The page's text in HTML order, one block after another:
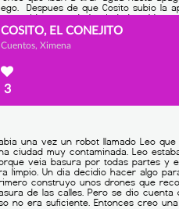
COSITO, EL CONEJITO
Cuentos, Ximena
3